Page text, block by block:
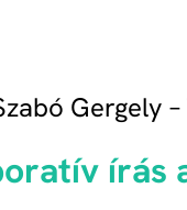
Gergely
írás